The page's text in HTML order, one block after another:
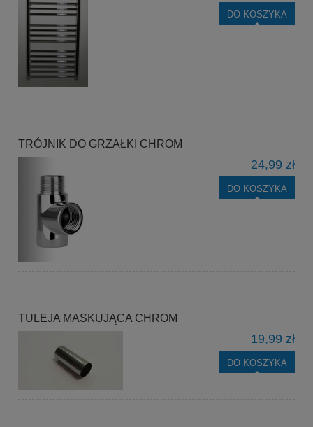
DO KOSZYKA
TRÓJNIK DO GRZAŁKI CHROM
24,99 zł
DO KOSZYKA
TULEJA MASKUJĄCA CHROM
19,99 zł
DO KOSZYKA